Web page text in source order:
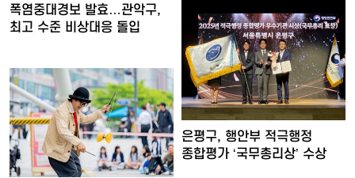
폭염중대경보 발효…관악구,
최고 수준 비상대응 돌입
은평구, 행안부 적극행정
종합평가 ‘국무총리상’ 수상